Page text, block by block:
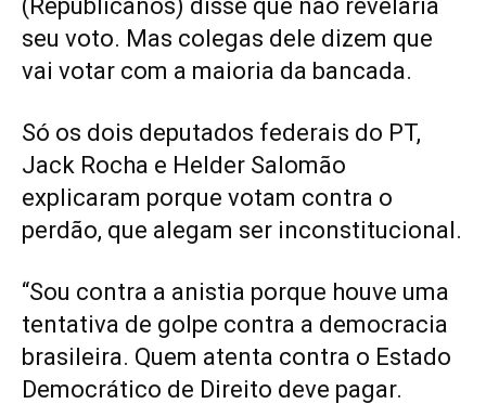
(Republicanos) disse que não revelaria
seu voto. Mas colegas dele dizem que
vai votar com a maioria da bancada.
Só os dois deputados federais do PT,
Jack Rocha e Helder Salomão
explicaram porque votam contra o
perdão, que alegam ser inconstitucional.
“Sou contra a anistia porque houve uma
tentativa de golpe contra a democracia
brasileira. Quem atenta contra o Estado
Democrático de Direito deve pagar.